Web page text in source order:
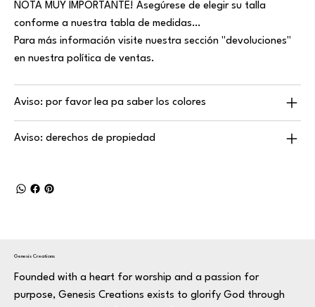
NOTA MUY IMPORTANTE! Asegúrese de elegir su talla
conforme a nuestra tabla de medidas…
Para más información visite nuestra sección "devoluciones"
en nuestra política de ventas.
Aviso: por favor lea pa saber los colores
Aviso: derechos de propiedad
Genesis Creations
Founded with a heart for worship and a passion for
purpose, Genesis Creations exists to glorify God through